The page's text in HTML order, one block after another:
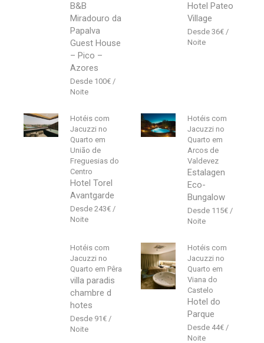
B&B
Miradouro da
Papalva
Guest House
– Pico –
Azores
100€
Hotel Pateo
Village
36€
Hotéis com
Jacuzzi no
Quarto em
União de
Freguesias do
Centro
Hotel Torel
Avantgarde
243€
Hotéis com
Jacuzzi no
Quarto em
Arcos de
Valdevez
Estalagen
Eco-
Bungalow
115€
Hotéis com
Jacuzzi no
Quarto em Pêra
villa paradis
chambre d
hotes
91€
Hotéis com
Jacuzzi no
Quarto em
Viana do
Castelo
Hotel do
Parque
44€